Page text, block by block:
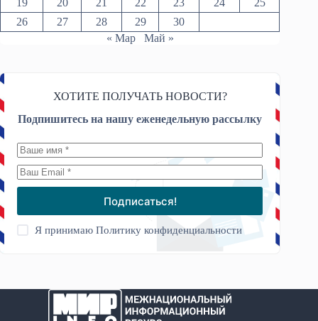
26
27 28 29
30
« Мар
Май »
ХОТИТЕ ПОЛУЧАТЬ НОВОСТИ?
Подпишитесь на нашу еженедельную рассылку
Подписаться!
Я принимаюПолитику конфиденциальности